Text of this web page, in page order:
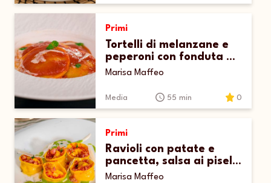
Primi
Tortelli di melanzane e
peperoni con fonduta di
parmigiano
Marisa Maffeo
Media 55 min 0
Primi
Ravioli con patate e
pancetta, salsa ai piselli
e fonduta
Marisa Maffeo